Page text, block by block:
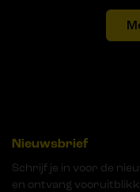
Nieuwsbrief
Schrijf je in voor de
en ontvang